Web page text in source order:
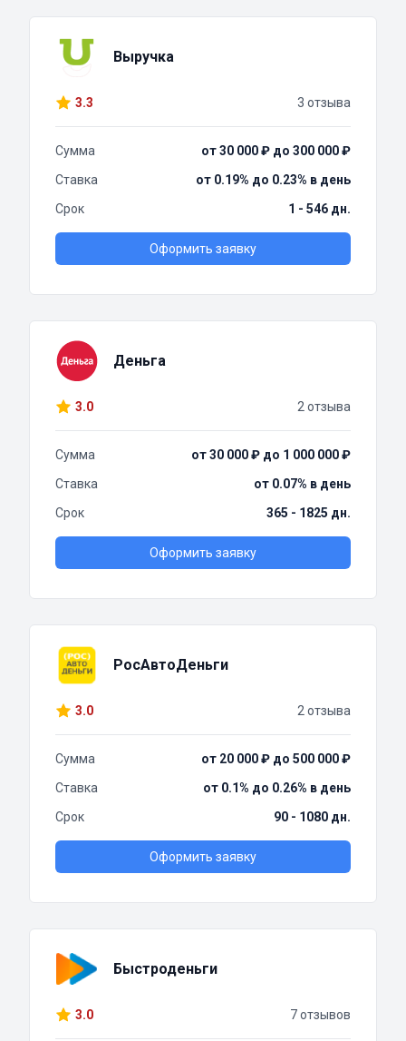
Выручка
3.3 3 отзыва
Сумма
от 30 000 ₽ до 300 000 ₽
Ставка
от 0.19% до 0.23% в день
Срок
1 - 546 дн.
Оформить заявку
Деньга
3.0 2 отзыва
Сумма
от 30 000 ₽ до 1 000 000 ₽
Ставка
от 0.07% в день
Срок
365 - 1825 дн.
Оформить заявку
РосАвтоДеньги
3.0 2 отзыва
Сумма
от 20 000 ₽ до 500 000 ₽
Ставка
от 0.1% до 0.26% в день
Срок
90 - 1080 дн.
Оформить заявку
Быстроденьги
3.0 7 отзывов